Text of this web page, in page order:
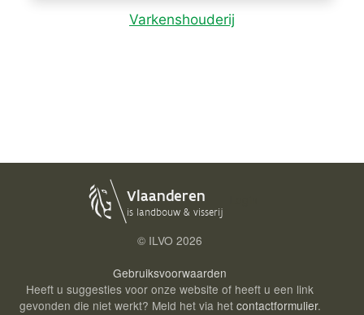
Varkenshouderij
© ILVO 2026
Gebruiksvoorwaarden
Heeft u suggesties voor onze website of heeft u een link
gevonden die niet werkt? Meld het via het contactformulier.